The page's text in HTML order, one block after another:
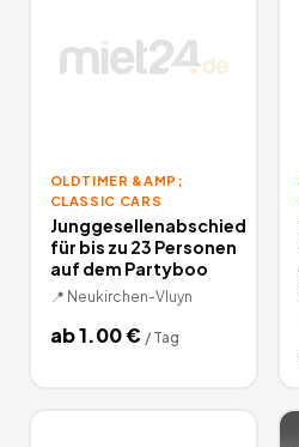
OLDTIMER &AMP;
CLASSIC CARS
Junggesellenabschied
für bis zu 23 Personen
auf dem Partyboo
📍 Neukirchen-Vluyn
ab1.00€ / Tag